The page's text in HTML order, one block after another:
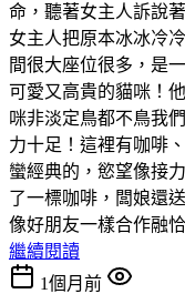
命，聽著女主人訴說
女主人把原本冰冰冷
間很大座位很多，是
可愛又高貴的貓咪！
咪非淡定鳥都不鳥我
力十足！這裡有咖啡
蠻經典的，慾望像接
了一標咖啡，闆娘還
像好朋友一樣合作融恰
繼續閱讀
1個月前